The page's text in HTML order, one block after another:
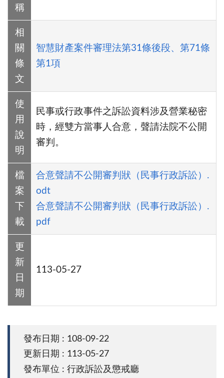
稱
相
關
條
文
智慧財產案件審理法第31條後段、第71條
第1項
使
用
說
明
民事或行政事件之訴訟資料涉及營業秘密
時，經雙方當事人合意，聲請法院不公開
審判。
檔
案
下
載
合意聲請不公開審判狀（民事行政訴訟）.
odt
合意聲請不公開審判狀（民事行政訴訟）.
pdf
更
新
日
期
113-05-27
發布日期 : 108-09-22
更新日期 : 113-05-27
發布單位 : 行政訴訟及懲戒廳